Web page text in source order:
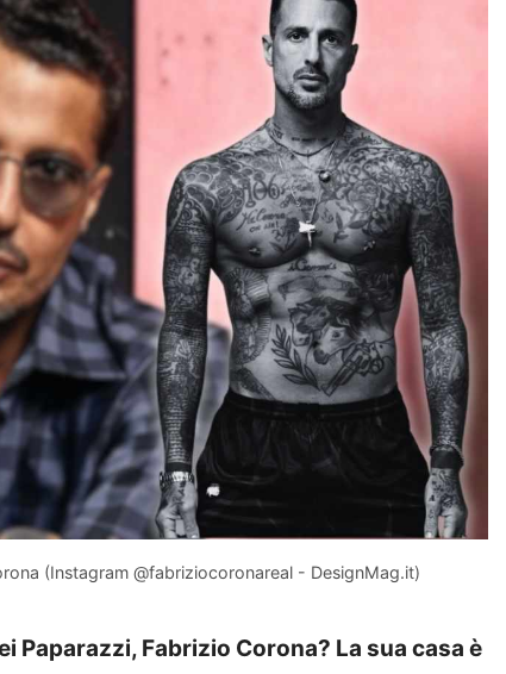
(Instagram @fabriziocoronareal - DesignMag.it)
Paparazzi, Fabrizio Corona? La sua casa è